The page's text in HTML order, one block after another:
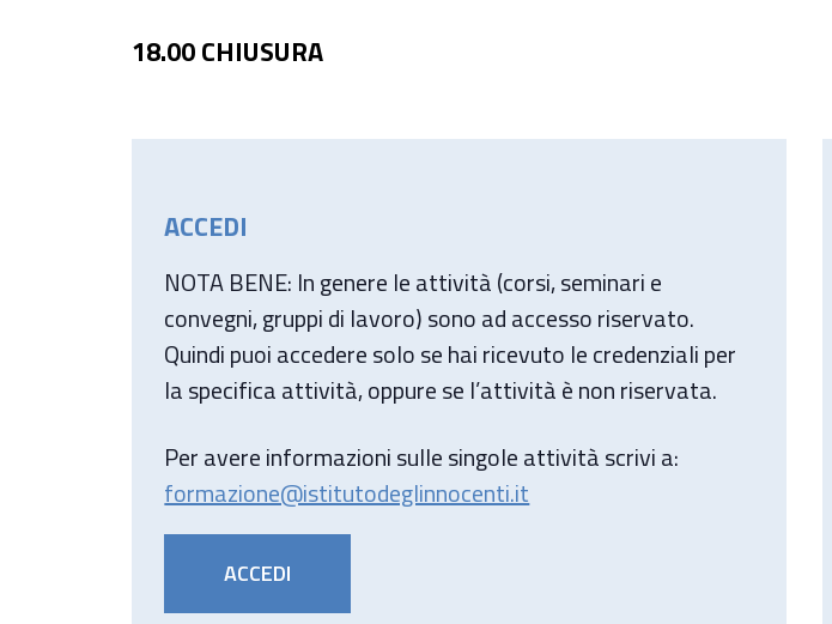
18.00 CHIUSURA
ACCEDI
NOTA BENE: In genere le attività (corsi, seminari e
convegni, gruppi di lavoro) sono ad accesso riservato.
Quindi puoi accedere solo se hai ricevuto le credenziali per
la specifica attività, oppure se l’attività è non riservata.
Per avere informazioni sulle singole attività scrivi a:
formazione@istitutodeglinnocenti.it
ACCEDI